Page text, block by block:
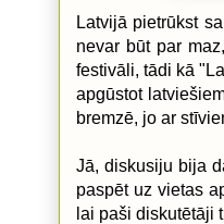
Latvijā pietrūkst
nevar būt par
festivāli, tādi kā
apgūstot
bremzē, jo ar
Jā, diskusiju bija
paspēt uz vietas
lai paši diskutētāji